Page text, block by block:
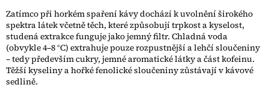
Zatímco při horkém spaření kávy dochází k uvolnění širokého
spektra látek včetně těch, které způsobují trpkost a kyselost,
studená extrakce funguje jako jemný filtr. Chladná voda
(obvykle 4–8 °C) extrahuje pouze rozpustnější a lehčí sloučeniny
– tedy především cukry, jemné aromatické látky a část kofeinu.
Těžší kyseliny a hořké fenolické sloučeniny zůstávají v kávové
sedlině.